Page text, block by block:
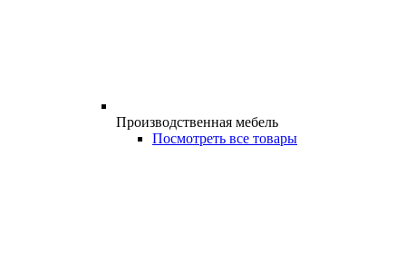
Производственная мебель
Посмотреть все товары